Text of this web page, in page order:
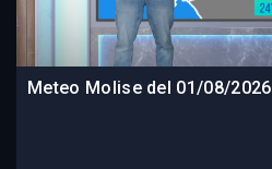
Meteo Molise del 01/08/2026